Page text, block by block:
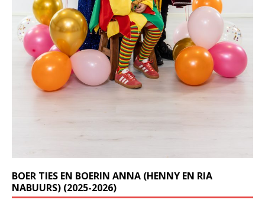
BOER TIES EN BOERIN ANNA (HENNY EN RIA
NABUURS) (2025-2026)